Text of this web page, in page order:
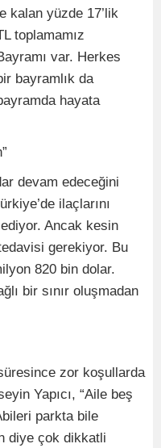
kalan yüzde 17’lik
toplamamız
var. Herkes
bayramlık da
hayata
devam edeceğini
ilaçlarını
Ancak kesin
gerekiyor. Bu
820 bin dolar.
bir sınır oluşmadan
zor koşullarda
Yapıcı, “Aile beş
parkta bile
diye çok dikkatli